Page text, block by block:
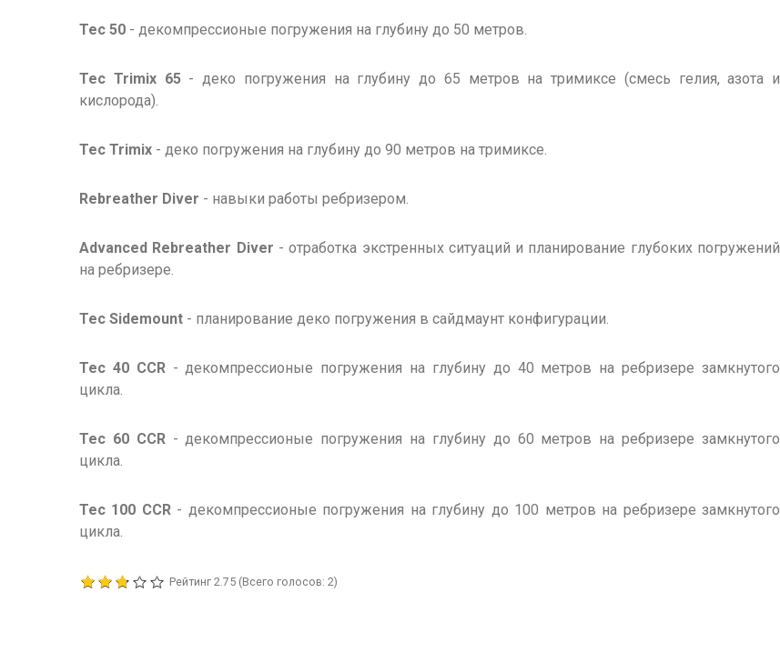
Tec 50 - декомпрессионые погружения на глубину до 50 метров.
Tec Trimix 65- деко погружения на глубину до 65 метров на тримиксе (смесь гелия, азота и
кислорода).
Tec Trimix - деко погружения на глубину до 90 метров на тримиксе.
Rebreather Diver - навыки работы ребризером.
Advanced Rebreather Diver - отработка экстренных ситуаций и планирование глубоких погружений
на ребризере.
Tec Sidemount - планирование деко погружения в сайдмаунт конфигурации.
Tec 40 CCR- декомпрессионые погружения на глубину до 40 метров на ребризере замкнутого
цикла.
Tec 60 CCR- декомпрессионые погружения на глубину до 60 метров на ребризере замкнутого
цикла.
Tec 100 CCR- декомпрессионые погружения на глубину до 100 метров на ребризере замкнутого
цикла.
Рейтинг 2.75 (Всего голосов: 2)